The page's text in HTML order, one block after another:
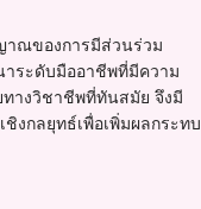
าณของการมีส่วนร่วม
ระดับมืออาชีพที่มีความ
างวิชาชีพที่ทันสมัย จึงมี
งกลยุทธ์เพื่อเพิ่มผลกระทบ